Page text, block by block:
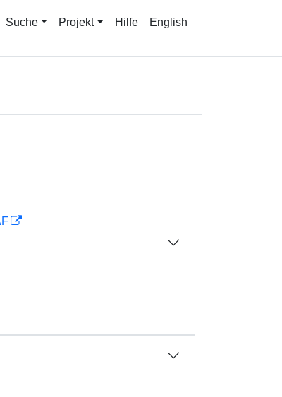
Suche Projekt Hilfe English